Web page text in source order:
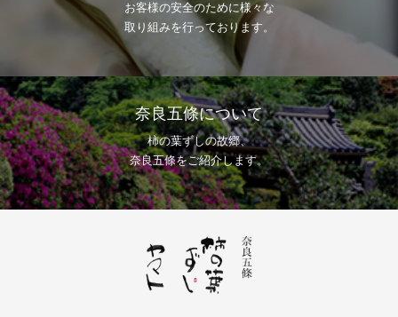
お客様の安全のために様々な
取り組みを行っております。
奈良五條について
柿の葉ずしの故郷、
奈良五條をご紹介します。